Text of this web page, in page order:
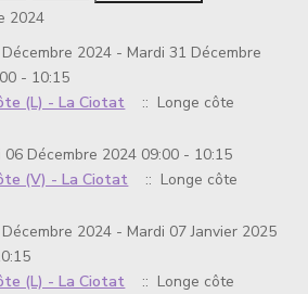
2024
2024 - Mardi 31 Décembre
- 10:15
(L) - La Ciotat
:: Longe côte
06 Décembre 2024 09:00 - 10:15
(V) - La Ciotat
:: Longe côte
2024 - Mardi 07 Janvier 2025
(L) - La Ciotat
:: Longe côte